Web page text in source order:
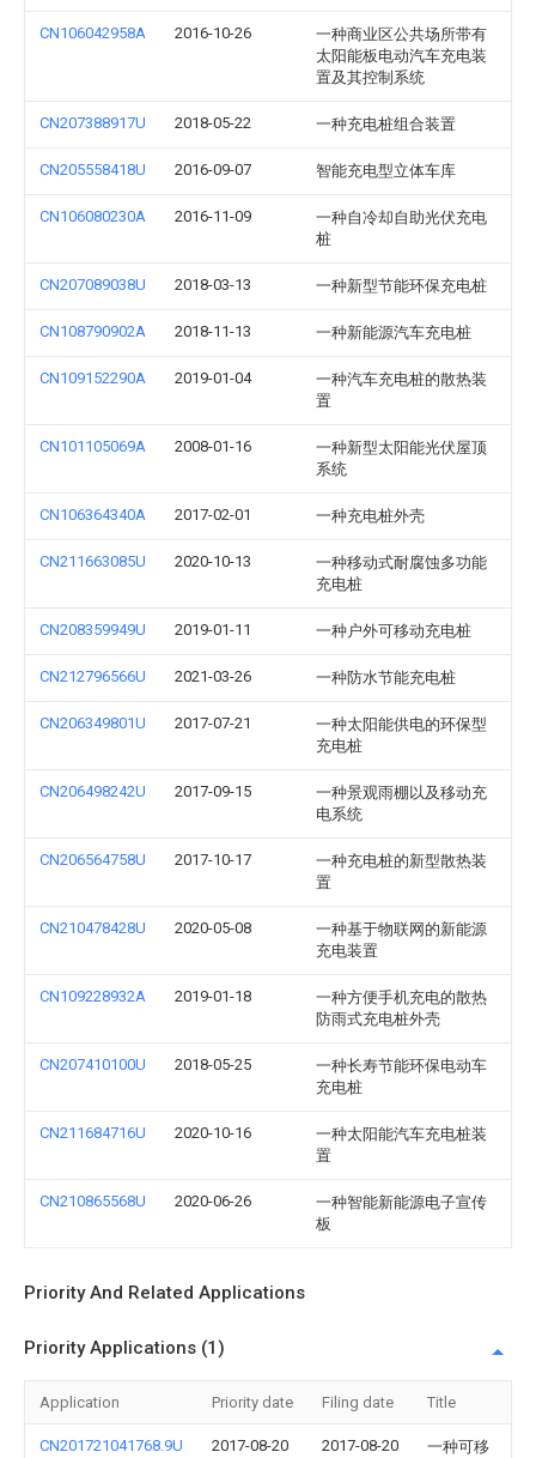
CN106042958A 2016-10-26
一种商业区公共场所带有
太阳能板电动汽车充电装
置及其控制系统
CN207388917U 2018-05-22 一种充电桩组合装置
CN205558418U 2016-09-07 智能充电型立体车库
CN106080230A 2016-11-09
一种自冷却自助光伏充电
桩
CN207089038U 2018-03-13 一种新型节能环保充电桩
CN108790902A 2018-11-13 一种新能源汽车充电桩
CN109152290A 2019-01-04
一种汽车充电桩的散热装
置
CN101105069A 2008-01-16
一种新型太阳能光伏屋顶
系统
CN106364340A 2017-02-01 一种充电桩外壳
CN211663085U 2020-10-13
一种移动式耐腐蚀多功能
充电桩
CN208359949U 2019-01-11 一种户外可移动充电桩
CN212796566U 2021-03-26 一种防水节能充电桩
CN206349801U 2017-07-21
一种太阳能供电的环保型
充电桩
CN206498242U 2017-09-15
一种景观雨棚以及移动充
电系统
CN206564758U 2017-10-17
一种充电桩的新型散热装
置
CN210478428U 2020-05-08
一种基于物联网的新能源
充电装置
CN109228932A 2019-01-18
一种方便手机充电的散热
防雨式充电桩外壳
CN207410100U 2018-05-25
一种长寿节能环保电动车
充电桩
CN211684716U 2020-10-16
一种太阳能汽车充电桩装
置
CN210865568U 2020-06-26
一种智能新能源电子宣传
板
Priority And Related Applications
Priority Applications (1)
Application Priority date Filing date Title
CN201721041768.9U 2017-08-20 2017-08-20
一种可移